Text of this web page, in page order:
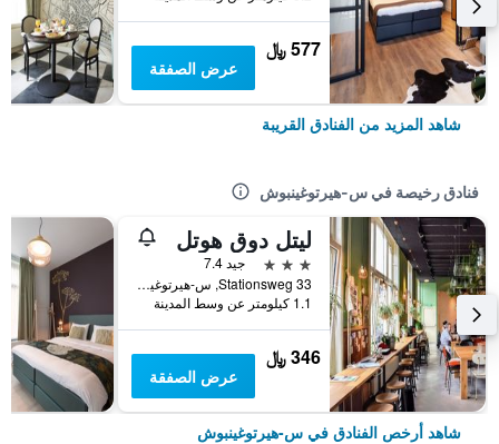
577 ﷼
عرض الصفقة
شاهد المزيد من الفنادق القريبة
فنادق رخيصة في س-هيرتوغينبوش
ليتل دوق هوتل
3 نجوم
جيد 7.4
33 Stationsweg, س-هيرتوغينبوش, مقاطعة شمال برابنت, هولندا
1.1 كيلومتر عن وسط المدينة
346 ﷼
عرض الصفقة
شاهد أرخص الفنادق في س-هيرتوغينبوش